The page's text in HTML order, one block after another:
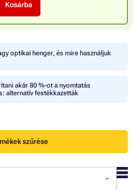
Kosárba
optikai henger, és mire használjuk
akár 80 %-ot a nyomtatás
alternatív festékkazetták
szűrése